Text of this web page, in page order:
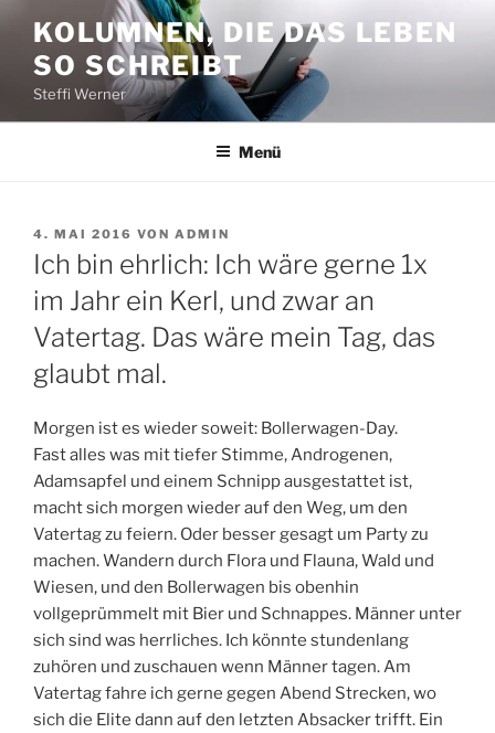
Inhalt
springen
KOLUMNEN, DIE DAS LEBEN
SO SCHREIBT
Steffi Werner
Menü
VERÖFFENTLICHT
AM
4. MAI 2016 VON ADMIN
Ich bin ehrlich: Ich wäre gerne 1x
im Jahr ein Kerl, und zwar an
Vatertag. Das wäre mein Tag, das
glaubt mal.
Morgen ist es wieder soweit: Bollerwagen-Day.
Fast alles was mit tiefer Stimme, Androgenen,
Adamsapfel und einem Schnipp ausgestattet ist,
macht sich morgen wieder auf den Weg, um den
Vatertag zu feiern. Oder besser gesagt um Party zu
machen. Wandern durch Flora und Flauna, Wald und
Wiesen, und den Bollerwagen bis obenhin
vollgeprümmelt mit Bier und Schnappes. Männer unter
sich sind was herrliches. Ich könnte stundenlang
zuhören und zuschauen wenn Männer tagen. Am
Vatertag fahre ich gerne gegen Abend Strecken, wo
sich die Elite dann auf den letzten Absacker trifft. Ein